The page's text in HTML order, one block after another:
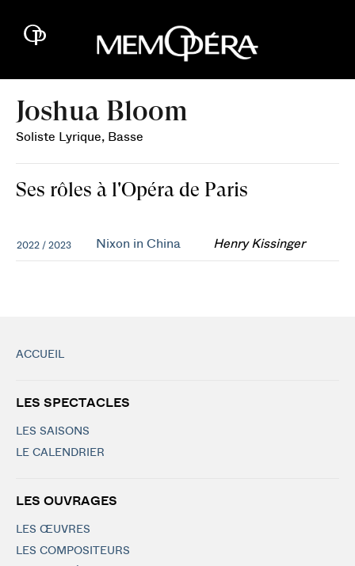
Joshua Bloom
Soliste Lyrique, Basse
Ses rôles à l'Opéra de Paris
2022 / 2023 Nixon in China Henry Kissinger
ACCUEIL
LES SPECTACLES
LES SAISONS
LE CALENDRIER
LES OUVRAGES
LES ŒUVRES
LES COMPOSITEURS